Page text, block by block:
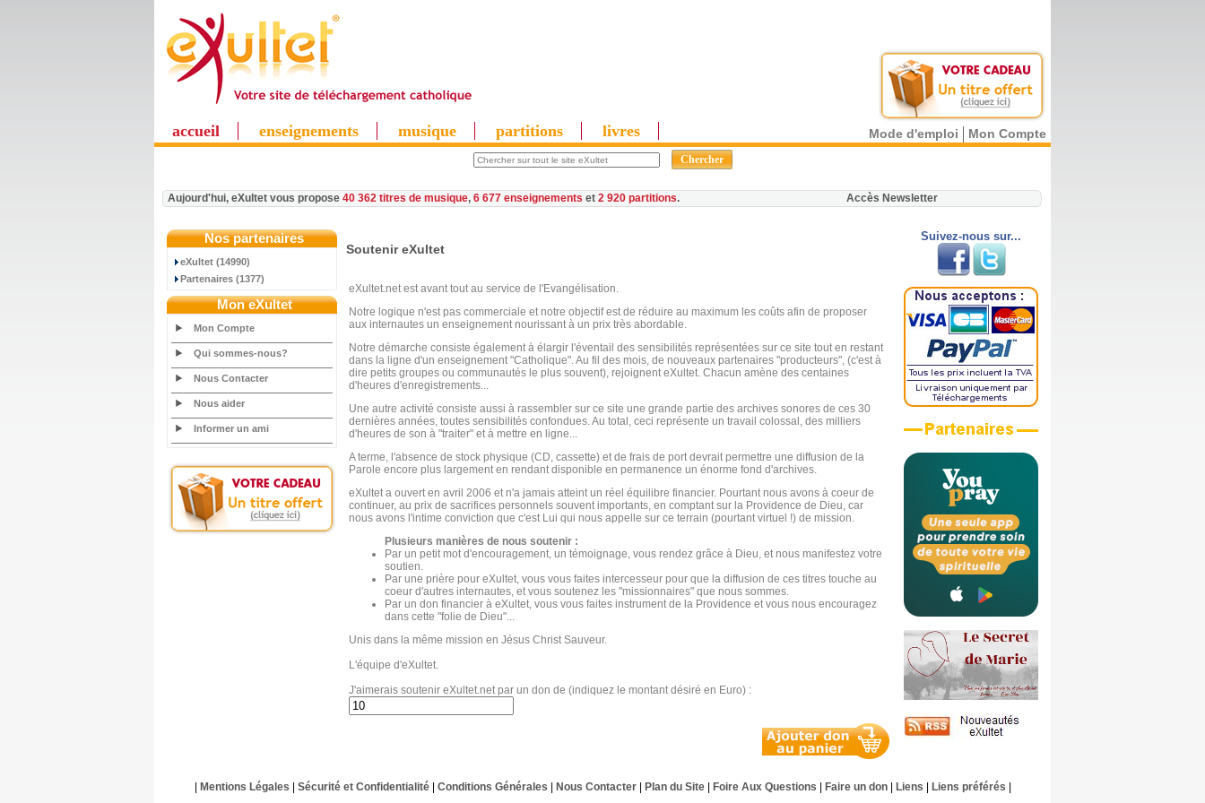
accueil enseignements musique partitions livres Mode d'emploi Mon Compte
Aujourd'hui, eXultet vous propose 40 362 titres de musique, 6 677 enseignements et 2 920 partitions. Accès Newsletter
Nos partenaires
eXultet (14990)
Partenaires (1377)
Mon eXultet
Mon Compte
Qui sommes-nous?
Nous Contacter
Nous aider
Informer un ami
Soutenir eXultet
eXultet.net est avant tout au service de l'Evangélisation.
Notre logique n'est pas commerciale et notre objectif est de réduire au maximum les coûts afin de proposer
aux internautes un enseignement nourissant à un prix très abordable.
Notre démarche consiste également à élargir l'éventail des sensibilités représentées sur ce site tout en restant
dans la ligne d'un enseignement "Catholique". Au fil des mois, de nouveaux partenaires "producteurs", (c'est à
dire petits groupes ou communautés le plus souvent), rejoignent eXultet. Chacun amène des centaines
d'heures d'enregistrements...
Une autre activité consiste aussi à rassembler sur ce site une grande partie des archives sonores de ces 30
dernières années, toutes sensibilités confondues. Au total, ceci représente un travail colossal, des milliers
d'heures de son à "traiter" et à mettre en ligne...
A terme, l'absence de stock physique (CD, cassette) et de frais de port devrait permettre une diffusion de la
Parole encore plus largement en rendant disponible en permanence un énorme fond d'archives.
eXultet a ouvert en avril 2006 et n'a jamais atteint un réel équilibre financier. Pourtant nous avons à coeur de
continuer, au prix de sacrifices personnels souvent importants, en comptant sur la Providence de Dieu, car
nous avons l'intime conviction que c'est Lui qui nous appelle sur ce terrain (pourtant virtuel !) de mission.
Plusieurs manières de nous soutenir :
Par un petit mot d'encouragement, un témoignage, vous rendez grâce à Dieu, et nous manifestez votre
soutien.
Par une prière pour eXultet, vous vous faites intercesseur pour que la diffusion de ces titres touche au
coeur d'autres internautes, et vous soutenez les "missionnaires" que nous sommes.
Par un don financier à eXultet, vous vous faites instrument de la Providence et vous nous encouragez
dans cette "folie de Dieu"...
Unis dans la même mission en Jésus Christ Sauveur.
L'équipe d'eXultet.
J'aimerais soutenir eXultet.net par un don de (indiquez le montant désiré en Euro) :
Suivez-nous sur...
Mentions Légales Sécurité et Confidentialité| Conditions Générales Nous Contacter| Plan du Site| Foire Aux Questions Faire un don| Liens Liens préférés